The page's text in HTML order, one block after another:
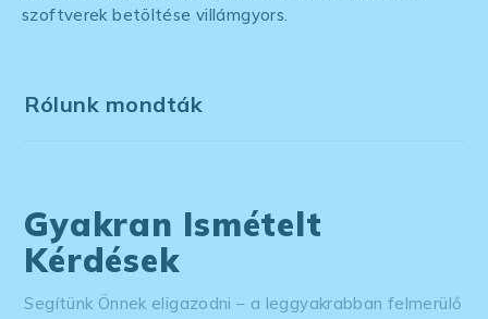
szoftverek betöltése villámgyors.
Rólunk mondták
Gyakran Ismételt
Kérdések
Segítünk Önnek eligazodni – a leggyakrabban felmerülő